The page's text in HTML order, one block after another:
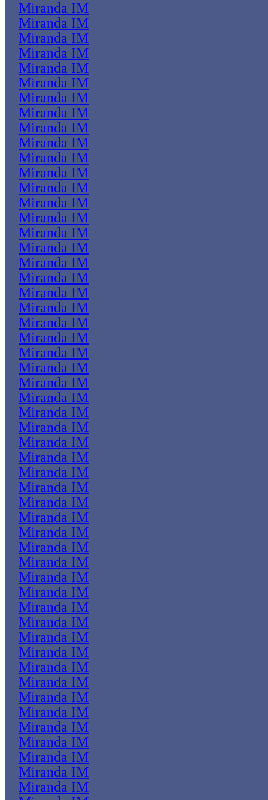
Miranda IM
Miranda IM
Miranda IM
Miranda IM
Miranda IM
Miranda IM
Miranda IM
Miranda IM
Miranda IM
Miranda IM
Miranda IM
Miranda IM
Miranda IM
Miranda IM
Miranda IM
Miranda IM
Miranda IM
Miranda IM
Miranda IM
Miranda IM
Miranda IM
Miranda IM
Miranda IM
Miranda IM
Miranda IM
Miranda IM
Miranda IM
Miranda IM
Miranda IM
Miranda IM
Miranda IM
Miranda IM
Miranda IM
Miranda IM
Miranda IM
Miranda IM
Miranda IM
Miranda IM
Miranda IM
Miranda IM
Miranda IM
Miranda IM
Miranda IM
Miranda IM
Miranda IM
Miranda IM
Miranda IM
Miranda IM
Miranda IM
Miranda IM
Miranda IM
Miranda IM
Miranda IM